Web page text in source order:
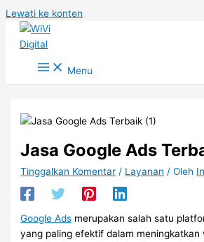
Lewati ke konten
Menu
Jasa Google Ads
Tinggalkan Komentar / Layanan / Oleh
Google Ads merupakan salah satu
yang paling efektif dalam meningkatkan